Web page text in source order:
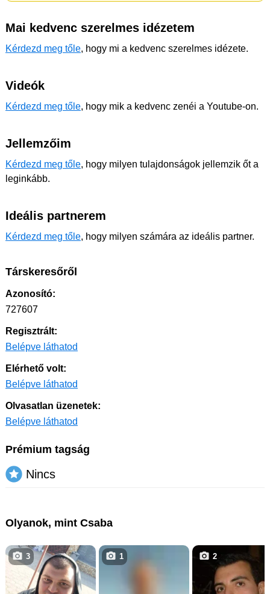
Mai kedvenc szerelmes idézetem
Kérdezd meg tőle, hogy mi a kedvenc szerelmes idézete.
Videók
Kérdezd meg tőle, hogy mik a kedvenc zenéi a Youtube-on.
Jellemzőim
Kérdezd meg tőle, hogy milyen tulajdonságok jellemzik őt a
leginkább.
Ideális partnerem
Kérdezd meg tőle, hogy milyen számára az ideális partner.
Társkeresőről
Azonosító:
727607
Regisztrált:
Belépve láthatod
Elérhető volt:
Belépve láthatod
Olvasatlan üzenetek:
Belépve láthatod
Prémium tagság
Nincs
Olyanok, mint Csaba
3 1 2